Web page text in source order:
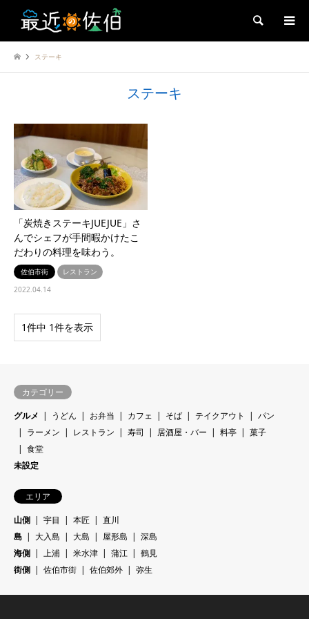
検索
ステーキ
ステーキ
「炭焼きステーキJUEJUE」さ
んでシェフが手間暇かけたこ
だわりの料理を味わう。
佐伯市街
レストラン
2022.04.14
1件中 1件を表示
カテゴリー
グルメ
うどん お弁当 カフェ そば テイクアウト
パン
ラーメン
レストラン 寿司 居酒屋・バー 料亭
菓子
食堂
未設定
エリア
山側
宇目 本匠
直川
島
大入島 大島 屋形島
深島
海側
上浦 米水津 蒲江
鶴見
街側
佐伯市街 佐伯郊外 弥生